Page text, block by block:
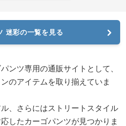
迷彩の一覧を見る
ンツ専用の通販サイトとして、
のアイテムを取り揃えていま
、さらにはストリートスタイル
したカーゴパンツが見つかりま